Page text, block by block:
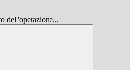
dell'operazione...